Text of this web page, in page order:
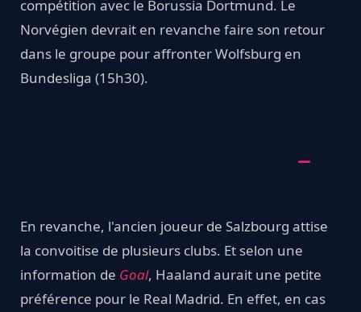
compétition avec le Borussia Dortmund. Le
Norvégien devrait en revanche faire son retour
dans le groupe pour affronter Wolfsburg en
Bundesliga (15h30).
En revanche, l'ancien joueur de Salzbourg attise
la convoitise de plusieurs clubs. Et selon une
information de Goal, Haaland aurait une petite
préférence pour le Real Madrid. En effet, en cas